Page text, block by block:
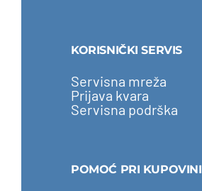
KORISNIČKI SERVIS
Servisna mreža
Prijava kvara
Servisna podrška
POMOĆ PRI KUPOVINI